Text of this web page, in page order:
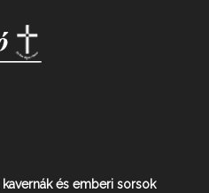
kavernák és emberi sorsok